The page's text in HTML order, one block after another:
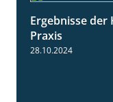
Ergebnisse der
Praxis
28.10.2024